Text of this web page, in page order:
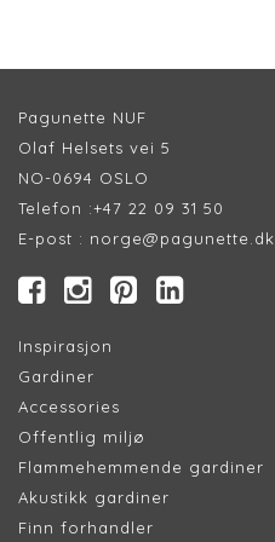
Pagunette NUF
Olaf Helsets vei 5
NO-0694 OSLO
Telefon :+47 22 09 31 50
E-post : norge@pagunette.dk
Inspirasjon
Gardiner
Accessories
Offentlig miljø
Flammehemmende gardiner
Akustikk gardiner
Finn forhandler